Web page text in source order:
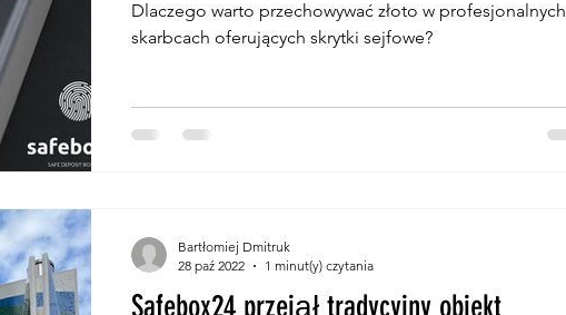
Dlaczego warto przechowywać złoto w profesjonalnych
skarbcach oferujących skrytki sejfowe?
Safebox24 przejął tradycyjny obiekt
Bartłomiej Dmitruk
28 paź 2022
1 minut(y) czytania